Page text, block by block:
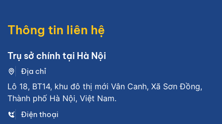
Thông tin liên hệ
Trụ sở chính tại Hà Nội
Địa chỉ
Lô 18, BT14, khu đô thị mới Vân Canh, Xã Sơn Đồng,
Thành phố Hà Nội, Việt Nam.
Điện thoại